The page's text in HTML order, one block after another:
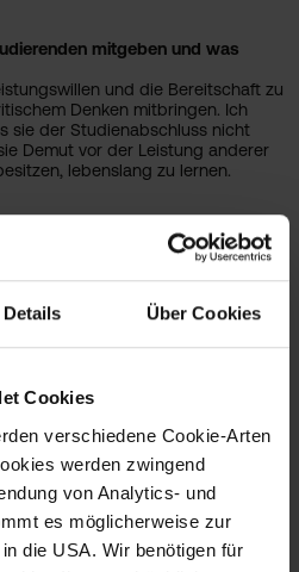
Details Über Cookies
Cookies
verschiedene Cookie-Arten
werden zwingend
von Analytics- und
es möglicherweise zur
die USA. Wir benötigen für
mitgeben und was
und die Bereitschaft zu
Denken mitbringen. Ich
sie der Studienabschluss nicht
Demut vor der Leistung anderer
lebenslang zu lernen.